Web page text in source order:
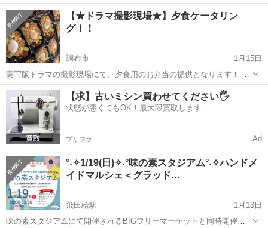
☆彡グラッドマルシェ for ハンドメイド☆彡 ハンドメイド作家が制作
したオリジナルアクセサリー・小物などアート作品 お目当ての素敵な
な作家...
東京 調布市 飛田給駅 その他 ハンドメイド
【★ドラマ撮影現場★】夕食ケータリン
グ！！
調布市
1月15日
実写版ドラマの撮影現場にて、夕食用のお弁当の提供となります！ 日
程:1/20（月）、1/21(火) イベント名:ドラマ撮影現場の夕食提供 場所:
味の素スタジアム 東京都調布市西町376-3 時間:15時〜15時...
東京 調布市 その他
【求】古いミシン買わせてください🖐️
状態が悪くてもOK！最大限買取します
プリフラ Ad
°˖✧1/19(日)✧˖°味の素スタジアム°˖✧ハンドメ
イドマルシェ＜グラッド…
飛田給駅
1月13日
味の素スタジアムにて開催されるBIGフリーマーケットと同時開催の